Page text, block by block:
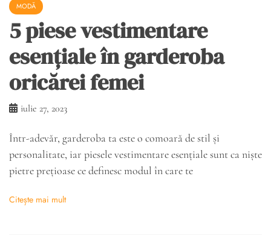
MODĂ
5 piese vestimentare
esențiale în garderoba
oricărei femei
iulie 27, 2023
Într-adevăr, garderoba ta este o comoară de stil și
personalitate, iar piesele vestimentare esențiale sunt ca niște
pietre prețioase ce definesc modul în care te
Citește mai mult